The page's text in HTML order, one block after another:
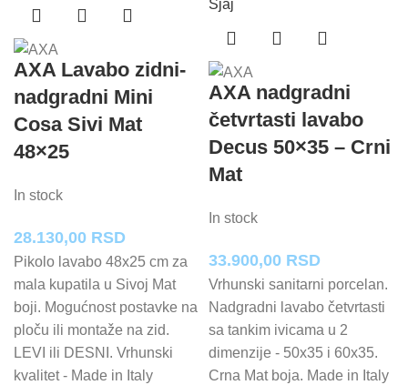
AXA Lavabo zidni-
nadgradni Mini
Cosa Sivi Mat
48×25
In stock
28.130,00 RSD
Pikolo lavabo 48x25 cm za
mala kupatila u Sivoj Mat
boji. Mogućnost postavke na
ploču ili montaže na zid.
LEVI ili DESNI. Vrhunski
kvalitet - Made in Italy
AXA nadgradni
četvrtasti lavabo
Decus 50×35 – Crni
Mat
In stock
33.900,00 RSD
Vrhunski sanitarni porcelan.
Nadgradni lavabo četvrtasti
sa tankim ivicama u 2
dimenzije - 50x35 i 60x35.
Crna Mat boja. Made in Italy